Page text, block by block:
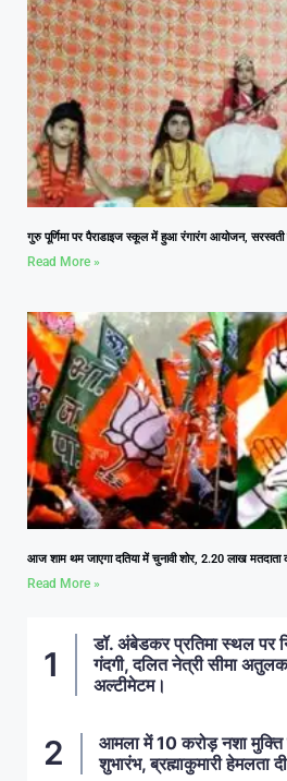
गुरु पूर्णिमा पर पैराडाइज स्कूल में हुआ रंगारंग आयोजन,
Read More »
आज शाम थम जाएगा दतिया में चुनावी शोर, 2.20 लाख मतदाता
Read More »
डॉ. अंबेडकर प्रतिमा स्थल पर
गंदगी, दलित नेत्री सीमा
अल्टीमेटम।
आमला में 10 करोड़ नशा मुक्ति
शुभारंभ, ब्रह्माकुमारी हेमलता